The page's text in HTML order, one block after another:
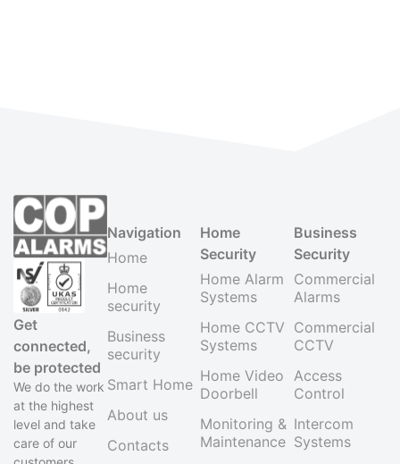
Get
connected,
be protected
We do the work
at the highest
level and take
care of our
Navigation
Home
Home
security
Business
security
Smart Home
About us
Contacts
Home
Security
Home Alarm
Systems
Home CCTV
Systems
Home Video
Doorbell
Monitoring &
Maintenance
Business
Security
Commercial
Alarms
Commercial
CCTV
Access
Control
Intercom
Systems